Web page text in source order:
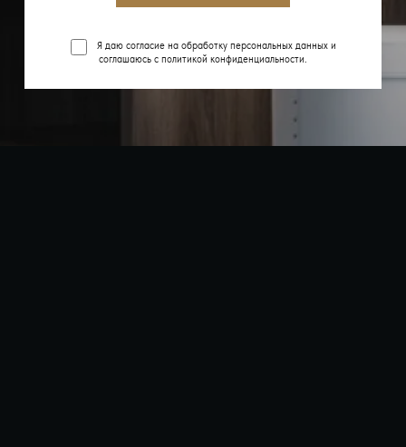
Я даю согласие на обработку персональных данных и
соглашаюсь с политикой конфиденциальности.